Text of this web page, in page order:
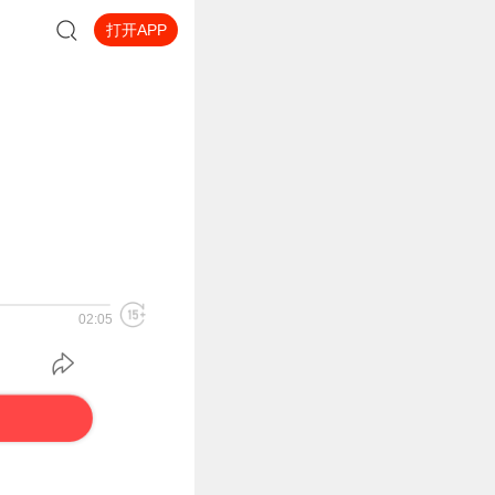
打开APP
02:05